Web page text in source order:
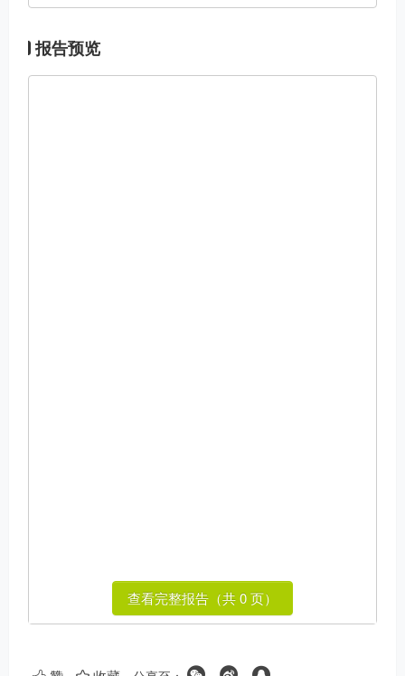
报告预览
查看完整报告（共 0 页）